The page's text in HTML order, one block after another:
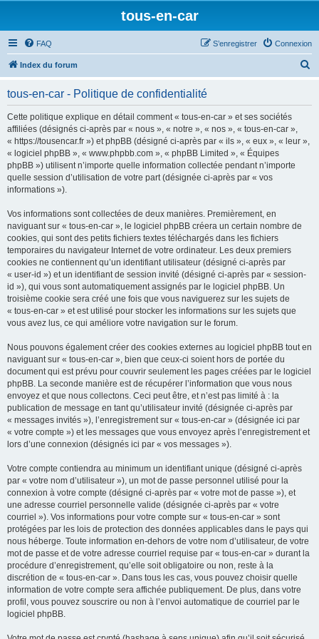
tous-en-car
FAQ Connexion
S’enregistrer
Index du forum
tous-en-car - Politique de confidentialité
Cette politique explique en détail comment « tous-en-car » et ses sociétés
affiliées (désignés ci-après par « nous », « notre », « nos », « tous-en-car »,
« https://tousencar.fr ») et phpBB (désigné ci-après par « ils », « eux », « leur »,
« logiciel phpBB », « www.phpbb.com », « phpBB Limited », « Équipes
phpBB ») utilisent n’importe quelle information collectée pendant n’importe
quelle session d’utilisation de votre part (désignée ci-après par « vos
informations »).
Vos informations sont collectées de deux manières. Premièrement, en
naviguant sur « tous-en-car », le logiciel phpBB créera un certain nombre de
cookies, qui sont des petits fichiers textes téléchargés dans les fichiers
temporaires du navigateur Internet de votre ordinateur. Les deux premiers
cookies ne contiennent qu’un identifiant utilisateur (désigné ci-après par
« user-id ») et un identifiant de session invité (désigné ci-après par « session-
id »), qui vous sont automatiquement assignés par le logiciel phpBB. Un
troisième cookie sera créé une fois que vous naviguerez sur les sujets de
« tous-en-car » et est utilisé pour stocker les informations sur les sujets que
vous avez lus, ce qui améliore votre navigation sur le forum.
Nous pouvons également créer des cookies externes au logiciel phpBB tout en
naviguant sur « tous-en-car », bien que ceux-ci soient hors de portée du
document qui est prévu pour couvrir seulement les pages créées par le logiciel
phpBB. La seconde manière est de récupérer l’information que vous nous
envoyez et que nous collectons. Ceci peut être, et n’est pas limité à : la
publication de message en tant qu’utilisateur invité (désignée ci-après par
« messages invités »), l’enregistrement sur « tous-en-car » (désignée ici par
« votre compte ») et les messages que vous envoyez après l’enregistrement et
lors d’une connexion (désignés ici par « vos messages »).
Votre compte contiendra au minimum un identifiant unique (désigné ci-après
par « votre nom d’utilisateur »), un mot de passe personnel utilisé pour la
connexion à votre compte (désigné ci-après par « votre mot de passe »), et
une adresse courriel personnelle valide (désignée ci-après par « votre
courriel »). Vos informations pour votre compte sur « tous-en-car » sont
protégées par les lois de protection des données applicables dans le pays qui
nous héberge. Toute information en-dehors de votre nom d’utilisateur, de votre
mot de passe et de votre adresse courriel requise par « tous-en-car » durant la
procédure d’enregistrement, qu’elle soit obligatoire ou non, reste à la
discrétion de « tous-en-car ». Dans tous les cas, vous pouvez choisir quelle
information de votre compte sera affichée publiquement. De plus, dans votre
profil, vous pouvez souscrire ou non à l’envoi automatique de courriel par le
logiciel phpBB.